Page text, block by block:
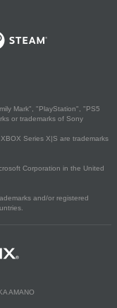
Mark", "PlayStation", "PS5
or trademarks of Sony
Series X|S are trademarks
Corporation in the United
and/or registered
AMANO